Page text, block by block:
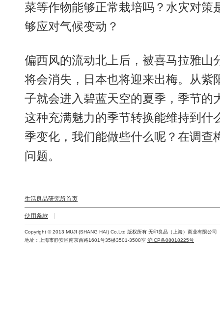
菜等作物能够正常栽培吗？水灾对策
够应对气候变动？
偏西风的流动北上后，被喜马拉雅山
将会消失，日本也将迎来出梅。从紫
子就会进入碧蓝天空的夏季，季节的
这种充满魅力的季节转换能维持到什
季变化，我们能做些什么呢？在调查
问题。
生活良品研究所首页
使用条款
Copyright © 2013 MUJI (SHANG HAI) Co.Ltd 版权所有 无印良品（上海）商业有限公司
地址：上海市静安区南京西路1601号35楼3501-3508室 沪ICP备08018225号